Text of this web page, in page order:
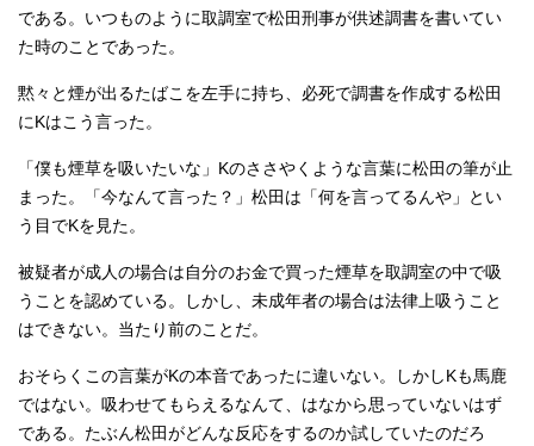
である。いつものように取調室で松田刑事が供述調書を書いてい
た時のことであった。
黙々と煙が出るたばこを左手に持ち、必死で調書を作成する松田
にKはこう言った。
「僕も煙草を吸いたいな」Kのささやくような言葉に松田の筆が止
まった。「今なんて言った？」松田は「何を言ってるんや」とい
う目でKを見た。
被疑者が成人の場合は自分のお金で買った煙草を取調室の中で吸
うことを認めている。しかし、未成年者の場合は法律上吸うこと
はできない。当たり前のことだ。
おそらくこの言葉がKの本音であったに違いない。しかしKも馬鹿
ではない。吸わせてもらえるなんて、はなから思っていないはず
である。たぶん松田がどんな反応をするのか試していたのだろ